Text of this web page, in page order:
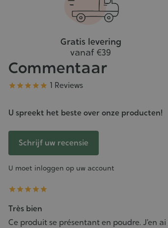
Gratis levering
vanaf €39
Commentaar
Kwaliteit
     1 Reviews
U spreekt het beste over onze producten!
Schrijf uw recensie
U moet inloggen op uw account
    
Très bien
Ce produit se présentant en poudre. J’en